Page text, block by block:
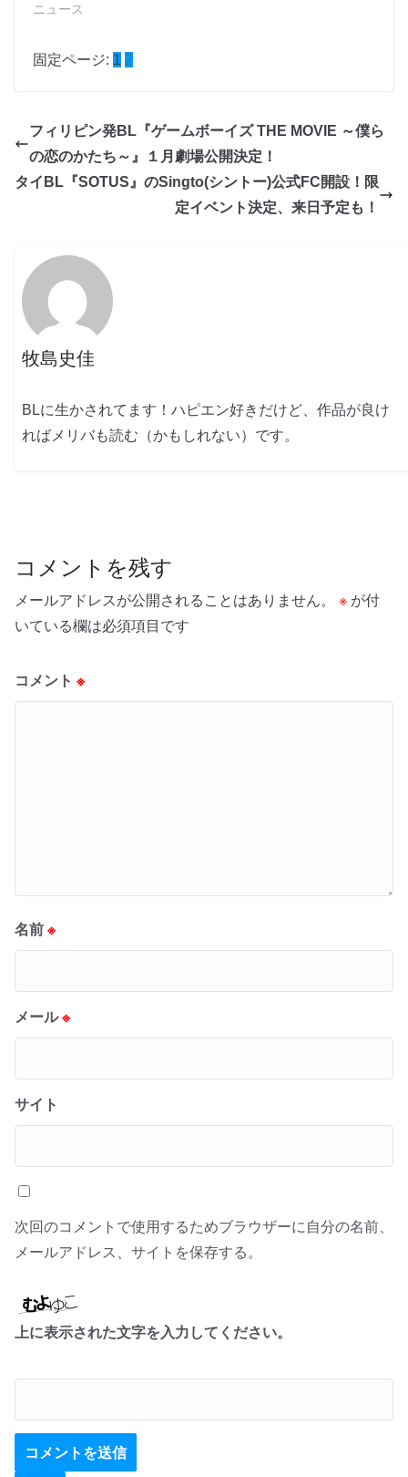
ニュース
固定ページ: 1 2
フィリピン発BL『ゲームボーイズ THE MOVIE ～僕ら
の恋のかたち～』１月劇場公開決定！
タイBL『SOTUS』のSingto(シントー)公式FC開設！限
定イベント決定、来日予定も！
牧島史佳
BLに生かされてます！ハピエン好きだけど、作品が良け
ればメリバも読む（かもしれない）です。
コメントを残す
メールアドレスが公開されることはありません。 ※ が付
いている欄は必須項目です
コメント ※
名前 ※
メール※
サイト
次回のコメントで使用するためブラウザーに自分の名前、
メールアドレス、サイトを保存する。
上に表示された文字を入力してください。